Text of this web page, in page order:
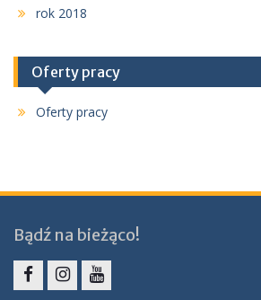
rok 2018
Oferty pracy
Oferty pracy
Bądź na bieżąco!